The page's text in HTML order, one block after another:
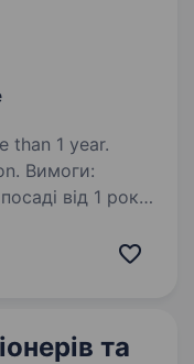
than 1 year.
від 1 року;
та